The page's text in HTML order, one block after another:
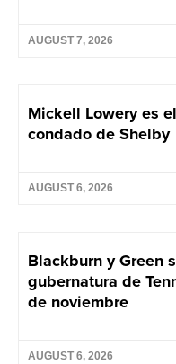
AUGUST 7, 2026
Mickell Lowery es
condado de Shelby
AUGUST 6, 2026
Blackburn y Green
gubernatura de
de noviembre
AUGUST 6, 2026